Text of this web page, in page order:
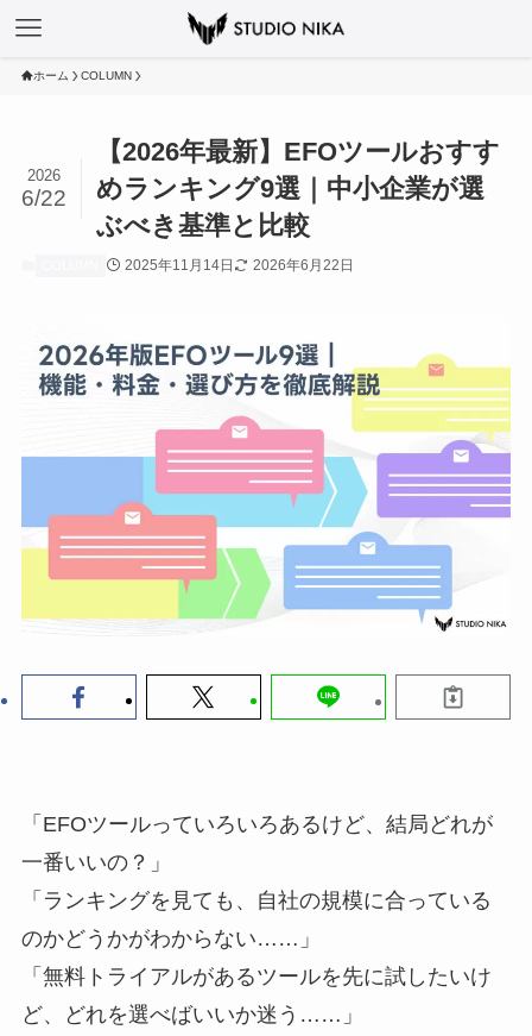
ホーム COLUMN
【2026年最新】EFOツールおすす
めランキング9選｜中小企業が選
ぶべき基準と比較
2026
6/22
2025年11月14日 2026年6月22日
「EFOツールっていろいろあるけど、結局どれが
一番いいの？」
「ランキングを見ても、自社の規模に合っている
のかどうかがわからない……」
「無料トライアルがあるツールを先に試したいけ
ど、どれを選べばいいか迷う……」